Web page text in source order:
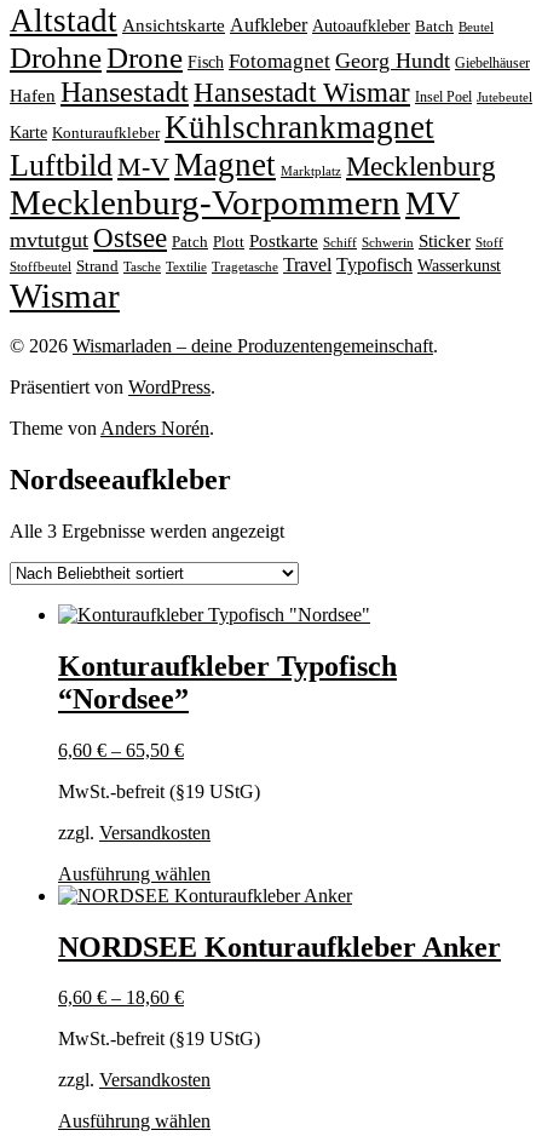
Altstadt Ansichtskarte Aufkleber Autoaufkleber Batch Beutel
DrohneDrone Fisch Fotomagnet Georg Hundt Giebelhäuser
Hafen HansestadtHansestadt Wismar Insel Poel Jutebeutel
Karte Konturaufkleber Kühlschrankmagnet
LuftbildM-VMagnet Marktplatz Mecklenburg
Mecklenburg-VorpommernMV
mvtutgut Ostsee Patch Plott Postkarte Schiff Schwerin Sticker Stoff
Stoffbeutel Strand Tasche Textilie Tragetasche Travel Typofisch Wasserkunst
Wismar
© 2026 Wismarladen – deine Produzentengemeinschaft.
Präsentiert von WordPress.
Theme von Anders Norén.
Nordseeaufkleber
Alle 3 Ergebnisse werden angezeigtNach
sortiert
Konturaufkleber Typofisch
“Nordsee”
6,60 € – 65,50 €
MwSt.-befreit (§19 UStG)
zzgl. Versandkosten
Ausführung wählen
Produkt
mehrere
Varianten
können
der
NORDSEE Konturaufkleber Anker
6,60 € – 18,60 €
MwSt.-befreit (§19 UStG)
zzgl. Versandkosten
Ausführung wählen